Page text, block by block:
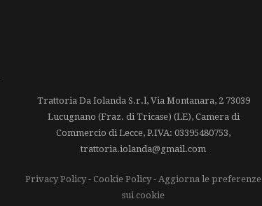
Trattoria Da Iolanda S.r.l, Via Montanara, 2 73039
Lucugnano (Fraz. di Tricase) (LE), Camera di
Commercio di Lecce, P.IVA: 03395480753,
trattoria.iolanda@gmail.com
Privacy Policy- Cookie Policy-Aggiorna le preferenze
sui cookie